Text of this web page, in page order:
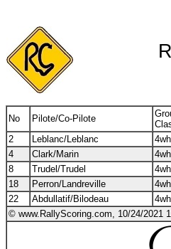
No Pilote/Co-Pilote
2
Leblanc/Leblanc
4
Clark/Marin
8
Trudel/Trudel
18
Perron/Landreville
22
Abdullatif/Bilodeau
© www.RallyScoring.com, 10/24/2021